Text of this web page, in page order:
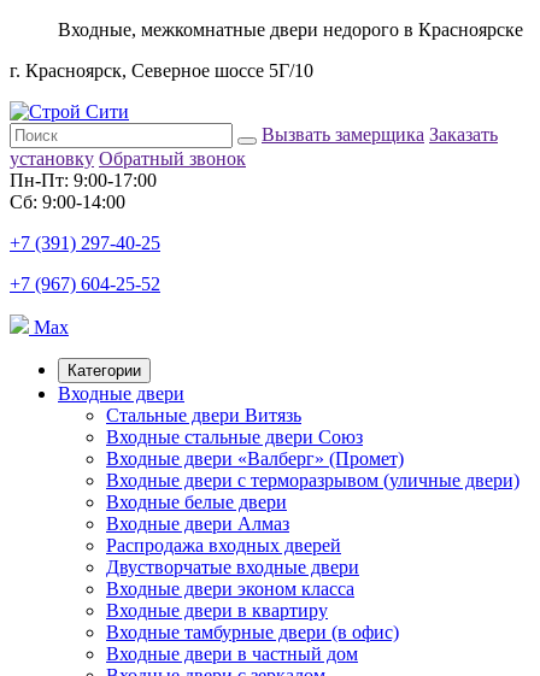
Входные, межкомнатные двери недорого в Красноярске
г. Красноярск, Северное шоссе 5Г/10
Вызвать замерщика Заказать
установку Обратный звонок
Пн-Пт: 9:00-17:00
Сб: 9:00-14:00
+7 (391) 297-40-25
+7 (967) 604-25-52
Max
Категории
Входные двери
Стальные двери Витязь
Входные стальные двери Союз
Входные двери «Валберг» (Промет)
Входные двери с терморазрывом (уличные двери)
Входные белые двери
Входные двери Алмаз
Распродажа входных дверей
Двустворчатые входные двери
Входные двери эконом класса
Входные двери в квартиру
Входные тамбурные двери (в офис)
Входные двери в частный дом